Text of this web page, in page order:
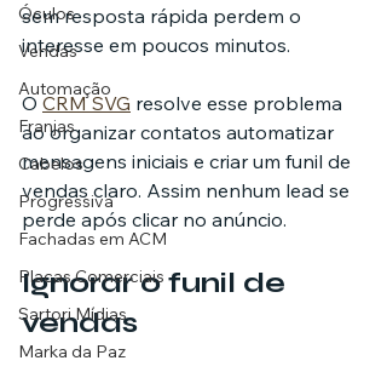
Óculos
Vendas
Automação
Franjas
Cabelos
Progressiva
Fachadas em ACM
Placas Comerciais
Sartori Mídias
Marka da Paz
sem resposta rápida perdem o
interesse em poucos minutos.
O CRM SVG resolve esse problema
ao organizar contatos automatizar
mensagens iniciais e criar um funil de
vendas claro. Assim nenhum lead se
perde após clicar no anúncio.
Ignorar o funil de
vendas